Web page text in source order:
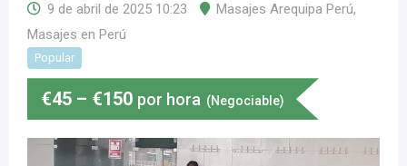
9 de abril de 2025 10:23 Masajes Arequipa Perú,
Masajes en Perú
Popular
€45 – €150 por hora (Negociable)